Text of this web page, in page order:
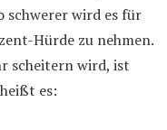
schwerer wird es für
Hürde zu nehmen.
scheitern wird, ist
es: